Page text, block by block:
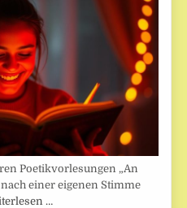
Poetikvorlesungen „An
einer eigenen Stimme
…